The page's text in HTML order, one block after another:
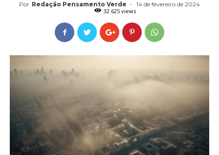
Por Redação Pensamento Verde -
14 de fevereiro de 2024
32.625 views